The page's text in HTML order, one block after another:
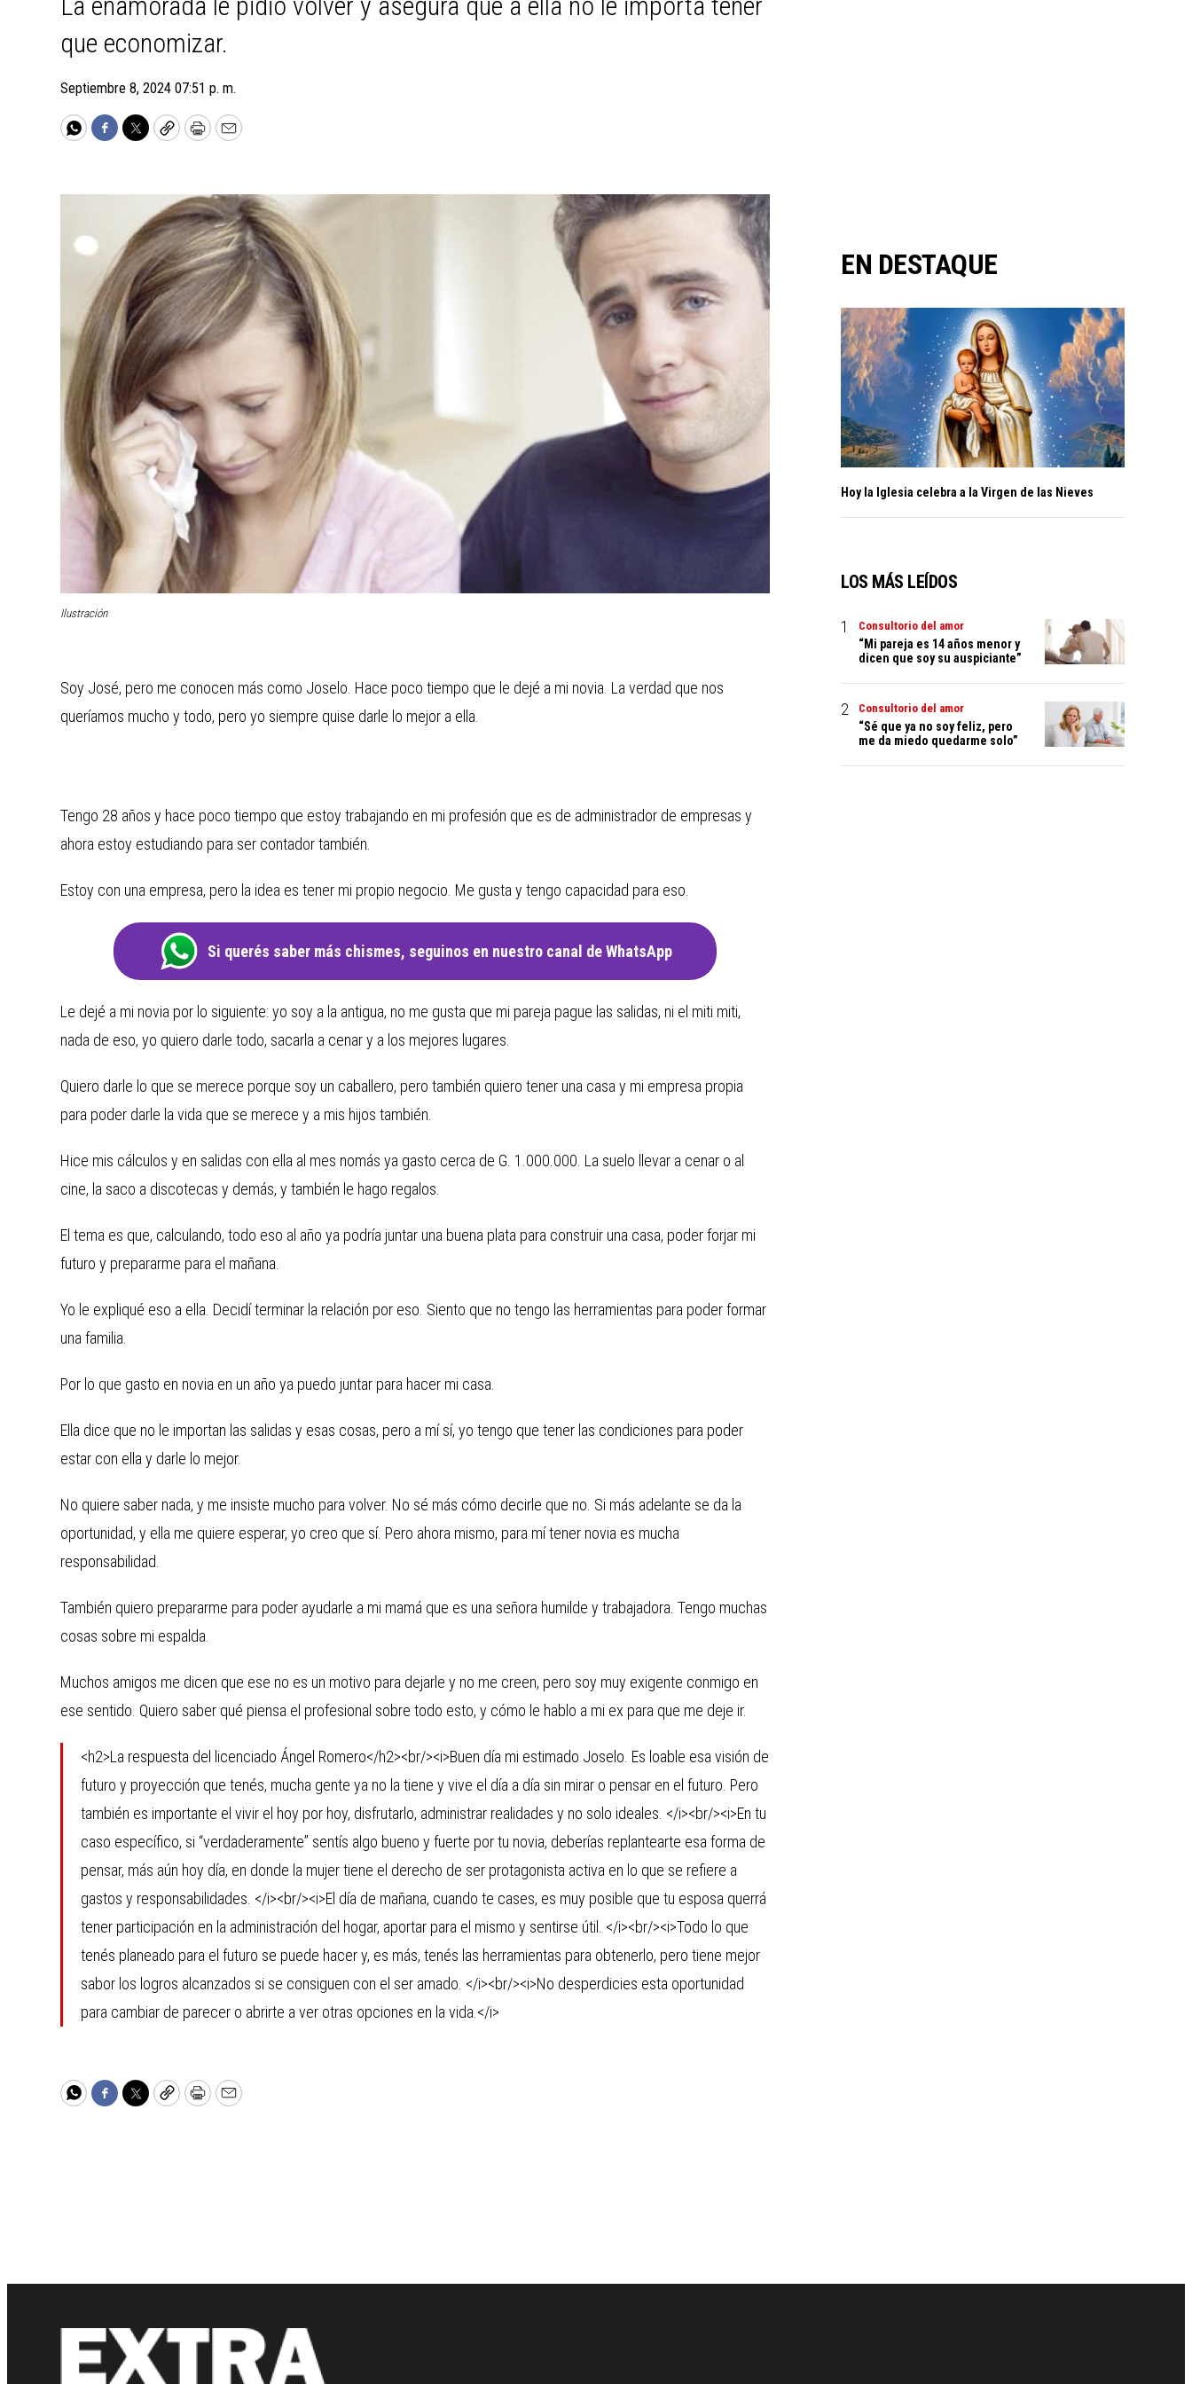
que economizar.
Septiembre 8, 2024 07:51 p. m.
WhatsApp
Facebook
TwitterCopyPrintEmail
Ilustración
Soy José, pero me conocen más como Joselo. Hace poco tiempo que le dejé a mi novia. La verdad que nos
queríamos mucho y todo, pero yo siempre quise darle lo mejor a ella.
Tengo 28 años y hace poco tiempo que estoy trabajando en mi profesión que es de administrador de empresas y
ahora estoy estudiando para ser contador también.
Estoy con una empresa, pero la idea es tener mi propio negocio. Me gusta y tengo capacidad para eso.
Si querés saber más chismes, seguinos en nuestro canal de WhatsApp
Le dejé a mi novia por lo siguiente: yo soy a la antigua, no me gusta que mi pareja pague las salidas, ni el miti miti,
nada de eso, yo quiero darle todo, sacarla a cenar y a los mejores lugares.
Quiero darle lo que se merece porque soy un caballero, pero también quiero tener una casa y mi empresa propia
para poder darle la vida que se merece y a mis hijos también.
Hice mis cálculos y en salidas con ella al mes nomás ya gasto cerca de G. 1.000.000. La suelo llevar a cenar o al
cine, la saco a discotecas y demás, y también le hago regalos.
El tema es que, calculando, todo eso al año ya podría juntar una buena plata para construir una casa, poder forjar mi
futuro y prepararme para el mañana.
Yo le expliqué eso a ella. Decidí terminar la relación por eso. Siento que no tengo las herramientas para poder formar
una familia.
Por lo que gasto en novia en un año ya puedo juntar para hacer mi casa.
Ella dice que no le importan las salidas y esas cosas, pero a mí sí, yo tengo que tener las condiciones para poder
estar con ella y darle lo mejor.
No quiere saber nada, y me insiste mucho para volver. No sé más cómo decirle que no. Si más adelante se da la
oportunidad, y ella me quiere esperar, yo creo que sí. Pero ahora mismo, para mí tener novia es mucha
responsabilidad.
También quiero prepararme para poder ayudarle a mi mamá que es una señora humilde y trabajadora. Tengo muchas
cosas sobre mi espalda.
Muchos amigos me dicen que ese no es un motivo para dejarle y no me creen, pero soy muy exigente conmigo en
ese sentido. Quiero saber qué piensa el profesional sobre todo esto, y cómo le hablo a mi ex para que me deje ir.
<h2>La respuesta del licenciado Ángel Romero</h2><br/><i>Buen día mi estimado Joselo. Es loable esa visión de
futuro y proyección que tenés, mucha gente ya no la tiene y vive el día a día sin mirar o pensar en el futuro. Pero
también es importante el vivir el hoy por hoy, disfrutarlo, administrar realidades y no solo ideales. </i><br/><i>En tu
caso específico, si “verdaderamente” sentís algo bueno y fuerte por tu novia, deberías replantearte esa forma de
pensar, más aún hoy día, en donde la mujer tiene el derecho de ser protagonista activa en lo que se refiere a
gastos y responsabilidades. </i><br/><i>El día de mañana, cuando te cases, es muy posible que tu esposa querrá
tener participación en la administración del hogar, aportar para el mismo y sentirse útil. </i><br/><i>Todo lo que
tenés planeado para el futuro se puede hacer y, es más, tenés las herramientas para obtenerlo, pero tiene mejor
sabor los logros alcanzados si se consiguen con el ser amado. </i><br/><i>No desperdicies esta oportunidad
para cambiar de parecer o abrirte a ver otras opciones en la vida.</i>
WhatsApp
Facebook
TwitterCopyPrintEmail
EN DESTAQUE
Hoy la Iglesia celebra a la Virgen de las Nieves
LOS MÁS LEÍDOS
Consultorio del amor
“Mi pareja es 14 años menor y
dicen que soy su auspiciante”
Consultorio del amor
“Sé que ya no soy feliz, pero
me da miedo quedarme solo”